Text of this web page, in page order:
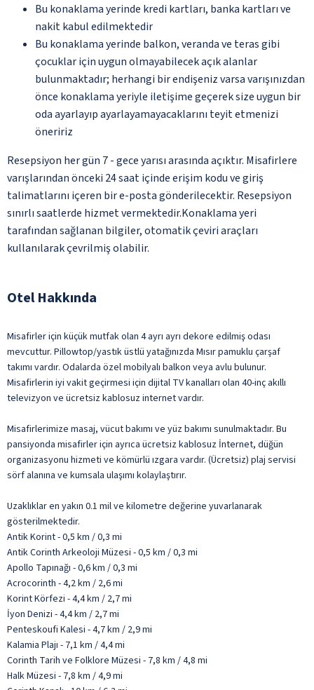
Bu konaklama yerinde kredi kartları, banka kartları ve
nakit kabul edilmektedir
Bu konaklama yerinde balkon, veranda ve teras gibi
çocuklar için uygun olmayabilecek açık alanlar
bulunmaktadır; herhangi bir endişeniz varsa varışınızdan
önce konaklama yeriyle iletişime geçerek size uygun bir
oda ayarlayıp ayarlayamayacaklarını teyit etmenizi
öneririz
Resepsiyon her gün 7 - gece yarısı arasında açıktır. Misafirlere
varışlarından önceki 24 saat içinde erişim kodu ve giriş
talimatlarını içeren bir e-posta gönderilecektir. Resepsiyon
sınırlı saatlerde hizmet vermektedir.Konaklama yeri
tarafından sağlanan bilgiler, otomatik çeviri araçları
kullanılarak çevrilmiş olabilir.
Otel Hakkında
Misafirler için küçük mutfak olan 4 ayrı ayrı dekore edilmiş odası
mevcuttur. Pillowtop/yastık üstlü yatağınızda Mısır pamuklu çarşaf
takımı vardır. Odalarda özel mobilyalı balkon veya avlu bulunur.
Misafirlerin iyi vakit geçirmesi için dijital TV kanalları olan 40-inç akıllı
televizyon ve ücretsiz kablosuz internet vardır.
Misafirlerimize masaj, vücut bakımı ve yüz bakımı sunulmaktadır. Bu
pansiyonda misafirler için ayrıca ücretsiz kablosuz İnternet, düğün
organizasyonu hizmeti ve kömürlü ızgara vardır. (Ücretsiz) plaj servisi
sörf alanına ve kumsala ulaşımı kolaylaştırır.
Uzaklıklar en yakın 0.1 mil ve kilometre değerine yuvarlanarak
gösterilmektedir.
Antik Korint - 0,5 km / 0,3 mi
Antik Corinth Arkeoloji Müzesi - 0,5 km / 0,3 mi
Apollo Tapınağı - 0,6 km / 0,3 mi
Acrocorinth - 4,2 km / 2,6 mi
Korint Körfezi - 4,4 km / 2,7 mi
İyon Denizi - 4,4 km / 2,7 mi
Penteskoufi Kalesi - 4,7 km / 2,9 mi
Kalamia Plajı - 7,1 km / 4,4 mi
Corinth Tarih ve Folklore Müzesi - 7,8 km / 4,8 mi
Halk Müzesi - 7,8 km / 4,9 mi